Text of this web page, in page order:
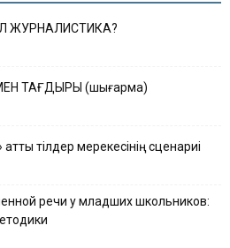
ЖУРНАЛИСТИКА?
ТАҒДЫРЫ (шығарма)
тілдер мерекесінің сценариі
речи у младших школьников: